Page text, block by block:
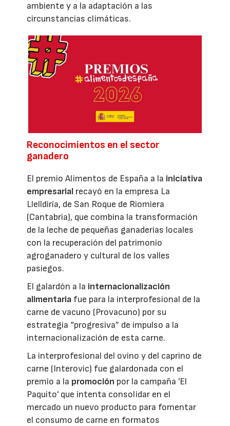
ambiente y a la adaptación a las
circunstancias climáticas.
Reconocimientos en el sector
ganadero
El premio Alimentos de España a la iniciativa
empresarial recayó en la empresa La
Llelldiría, de San Roque de Riomiera
(Cantabria), que combina la transformación
de la leche de pequeñas ganaderías locales
con la recuperación del patrimonio
agroganadero y cultural de los valles
pasiegos.
El galardón a la internacionalización
alimentaria fue para la interprofesional de la
carne de vacuno (Provacuno) por su
estrategia “progresiva” de impulso a la
internacionalización de esta carne.
La interprofesional del ovino y del caprino de
carne (Interovic) fue galardonada con el
premio a la promoción por la campaña 'El
Paquito' que intenta consolidar en el
mercado un nuevo producto para fomentar
el consumo de carne en formatos